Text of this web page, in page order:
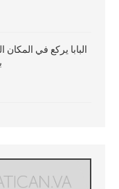
البابا يركع في المكان